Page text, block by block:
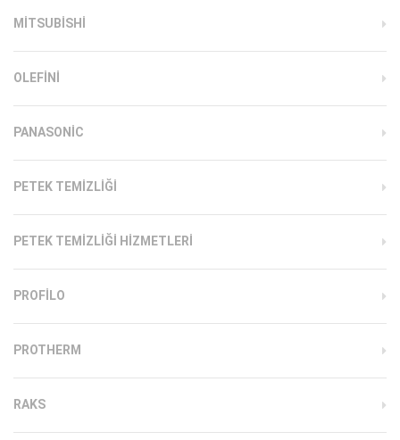
MITSUBISHI
OLEFINI
PANASONIC
PETEK TEMIZLIĞI
PETEK TEMIZLIĞI HIZMETLERI
PROFILO
PROTHERM
RAKS